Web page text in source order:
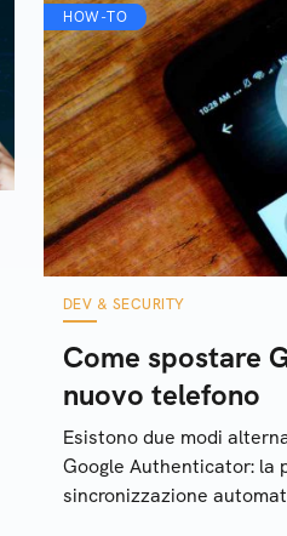
HOW-TO
DEV & SECURITY
Come spostare
nuovo telefono
Esistono due modi
Google Authenticator: la
sincronizzazione